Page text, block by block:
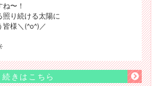
〜！
照り続ける太陽に
様＼(^o^)／
続きはこちら